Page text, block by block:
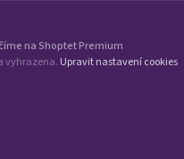
na Shoptet Premium
vyhrazena. Upravit nastavení cookies